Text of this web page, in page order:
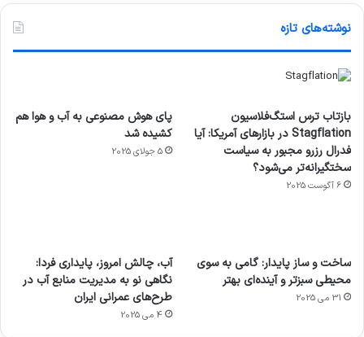
نوشته‌های تازه
بازتاب ترس استگ‌فلاسیون
Stagflation در بازارهای آمریکا: آیا
فدرال رزرو مجبور به سیاست
سختگیرانه‌تر می‌شود؟
6 آگوست 2025
پای هوش مصنوعی به آب و هوا هم
کشیده شد
5 جولای 2025
ساخت و ساز پایدار: گامی به سوی
محیطی سبزتر و آینده‌ای بهتر
31 می 2025
آب، چالش امروز، پایداری فردا:
نگاهی نو به مدیریت منابع آب در
طرح‌های عمرانی ایران
4 می 2025
برای
کشف
توسط
ژاکت
مجازی
…
توسط
ساعت
هوشمند
با طعم
توسط
ژاکت
در
های
2023
توسط